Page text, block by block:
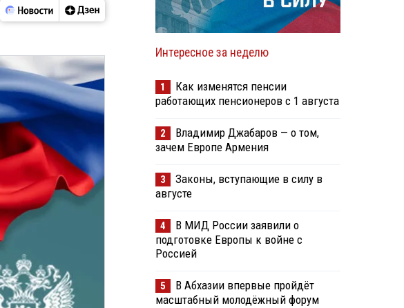
Интересное за неделю
1
Как изменятся пенсии
работающих пенсионеров с 1 августа
2
Владимир Джабаров — о том,
зачем Европе Армения
3
Законы, вступающие в силу в
августе
4
В МИД России заявили о
подготовке Европы к войне с
Россией
5
В Абхазии впервые пройдёт
масштабный молодёжный форум